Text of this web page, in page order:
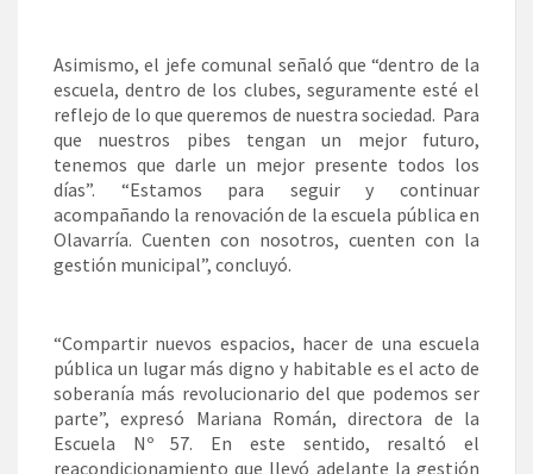
Asimismo, el jefe comunal señaló que “dentro de la
escuela, dentro de los clubes, seguramente esté el
reflejo de lo que queremos de nuestra sociedad. Para
que nuestros pibes tengan un mejor futuro,
tenemos que darle un mejor presente todos los
días”. “Estamos para seguir y continuar
acompañando la renovación de la escuela pública en
Olavarría. Cuenten con nosotros, cuenten con la
gestión municipal”, concluyó.
“Compartir nuevos espacios, hacer de una escuela
pública un lugar más digno y habitable es el acto de
soberanía más revolucionario del que podemos ser
parte”, expresó Mariana Román, directora de la
Escuela Nº 57. En este sentido, resaltó el
reacondicionamiento que llevó adelante la gestión